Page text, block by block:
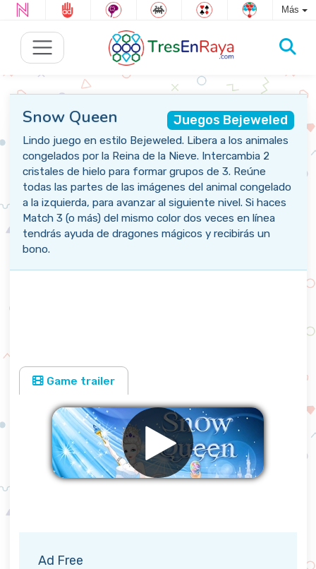
Más
Juegos Bejeweled
Snow Queen
Lindo juego en estilo Bejeweled. Libera a los animales
congelados por la Reina de la Nieve. Intercambia 2
cristales de hielo para formar grupos de 3. Reúne
todas las partes de las imágenes del animal congelado
a la izquierda, para avanzar al siguiente nivel. Si haces
Match 3 (o más) del mismo color dos veces en línea
tendrás ayuda de dragones mágicos y recibirás un
bono.
Game trailer
Ad Free